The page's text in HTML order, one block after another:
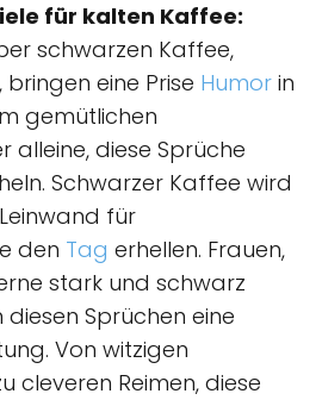
für kalten Kaffee:
schwarzen Kaffee,
eine Prise Humor in
gemütlichen
alleine, diese Sprüche
Schwarzer Kaffee wird
für
den Tag erhellen. Frauen,
stark und schwarz
Sprüchen eine
Von witzigen
cleveren Reimen, diese